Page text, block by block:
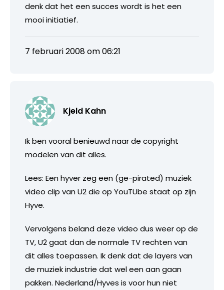
denk dat het een succes wordt is het een
mooi initiatief.
7 februari 2008 om 06:21
Kjeld Kahn
Ik ben vooral benieuwd naar de copyright
modelen van dit alles.
Lees: Een hyver zeg een (ge-pirated) muziek
video clip van U2 die op YouTUbe staat op zijn
Hyve.
Vervolgens beland deze video dus weer op de
TV, U2 gaat dan de normale TV rechten van
dit alles toepassen. Ik denk dat de layers van
de muziek industrie dat wel een aan gaan
pakken. Nederland/Hyves is voor hun niet